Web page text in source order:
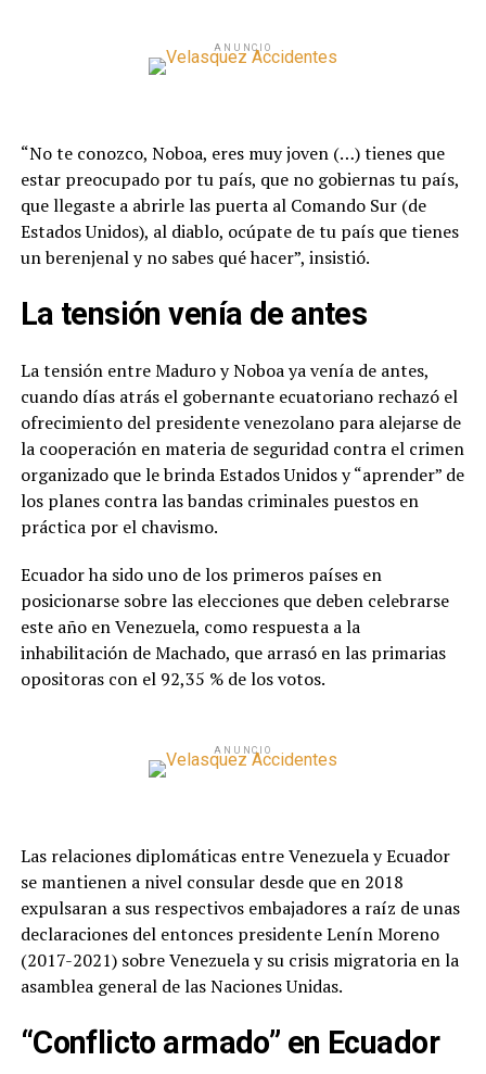
ANUNCIO
“No te conozco, Noboa, eres muy joven (…) tienes que
estar preocupado por tu país, que no gobiernas tu país,
que llegaste a abrirle las puerta al Comando Sur (de
Estados Unidos), al diablo, ocúpate de tu país que tienes
un berenjenal y no sabes qué hacer”, insistió.
La tensión venía de antes
La tensión entre Maduro y Noboa ya venía de antes,
cuando días atrás el gobernante ecuatoriano rechazó el
ofrecimiento del presidente venezolano para alejarse de
la cooperación en materia de seguridad contra el crimen
organizado que le brinda Estados Unidos y “aprender” de
los planes contra las bandas criminales puestos en
práctica por el chavismo.
Ecuador ha sido uno de los primeros países en
posicionarse sobre las elecciones que deben celebrarse
este año en Venezuela, como respuesta a la
inhabilitación de Machado, que arrasó en las primarias
opositoras con el 92,35 % de los votos.
ANUNCIO
Las relaciones diplomáticas entre Venezuela y Ecuador
se mantienen a nivel consular desde que en 2018
expulsaran a sus respectivos embajadores a raíz de unas
declaraciones del entonces presidente Lenín Moreno
(2017-2021) sobre Venezuela y su crisis migratoria en la
asamblea general de las Naciones Unidas.
“Conflicto armado” en Ecuador